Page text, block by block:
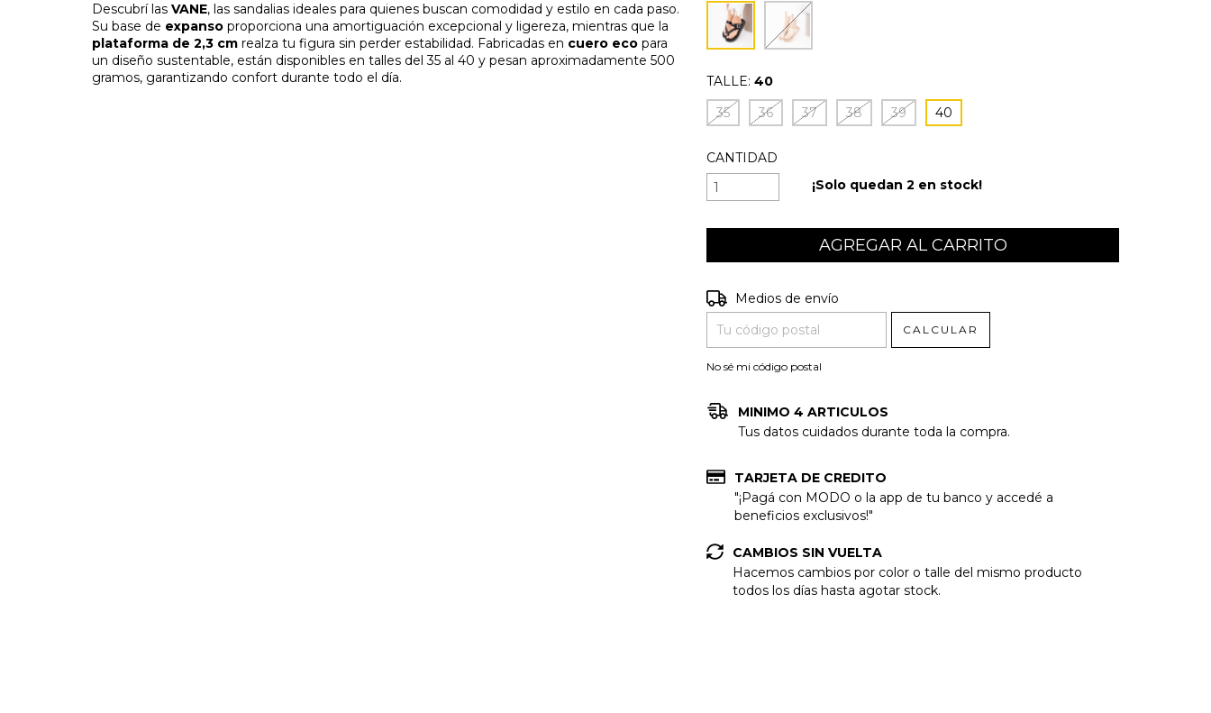
Descubrí las VANE, las sandalias ideales para quienes buscan comodidad y estilo en cada paso.
Su base de expanso proporciona una amortiguación excepcional y ligereza, mientras que la
plataforma de 2,3 cm realza tu figura sin perder estabilidad. Fabricadas en cuero eco para
un diseño sustentable, están disponibles en talles del 35 al 40 y pesan aproximadamente 500
gramos, garantizando confort durante todo el día.
TALLE: 40
35
36 37 38 39 40
CANTIDAD
¡Solo quedan2 en stock!
Entregas para el CP:
Medios de envío
CALCULAR
No sé mi código postal
MINIMO 4 ARTICULOS
Tus datos cuidados durante toda la compra.
TARJETA DE CREDITO
"¡Pagá con MODO o la app de tu banco y accedé a
beneficios exclusivos!"
CAMBIOS SIN VUELTA
Hacemos cambios por color o talle del mismo producto
todos los días hasta agotar stock.